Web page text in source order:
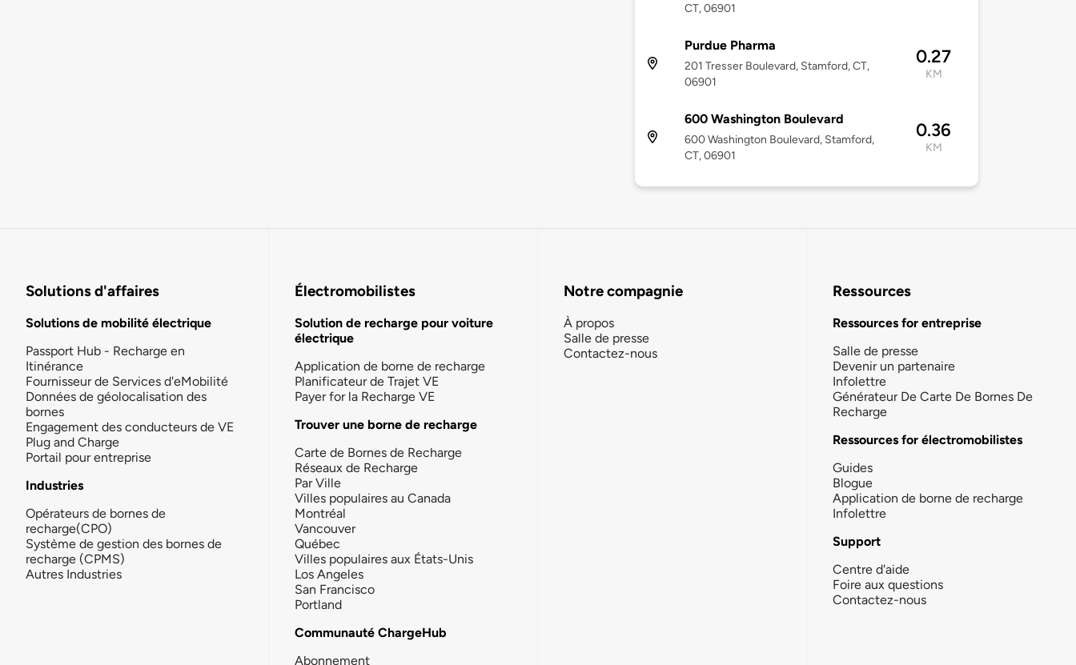
CT, 06901
Purdue Pharma
201 Tresser Boulevard, Stamford, CT,
06901
0.27
KM
600 Washington Boulevard
600 Washington Boulevard, Stamford,
CT, 06901
0.36
KM
Solutions d'affaires
Solutions de mobilité électrique
Passport Hub - Recharge en
Itinérance
Fournisseur de Services d'eMobilité
Données de géolocalisation des
bornes
Engagement des conducteurs de VE
Plug and Charge
Portail pour entreprise
Industries
Opérateurs de bornes de
recharge(CPO)
Système de gestion des bornes de
recharge (CPMS)
Autres Industries
Électromobilistes
Solution de recharge pour voiture
électrique
Application de borne de recharge
Planificateur de Trajet VE
Payer for la Recharge VE
Trouver une borne de recharge
Carte de Bornes de Recharge
Réseaux de Recharge
Par Ville
Villes populaires au Canada
Montréal
Vancouver
Québec
Villes populaires aux États-Unis
Los Angeles
San Francisco
Portland
Communauté ChargeHub
Abonnement
Notre compagnie
À propos
Salle de presse
Contactez-nous
Ressources
Ressources for entreprise
Salle de presse
Devenir un partenaire
Infolettre
Générateur De Carte De Bornes De
Recharge
Ressources for électromobilistes
Guides
Blogue
Application de borne de recharge
Infolettre
Support
Centre d'aide
Foire aux questions
Contactez-nous